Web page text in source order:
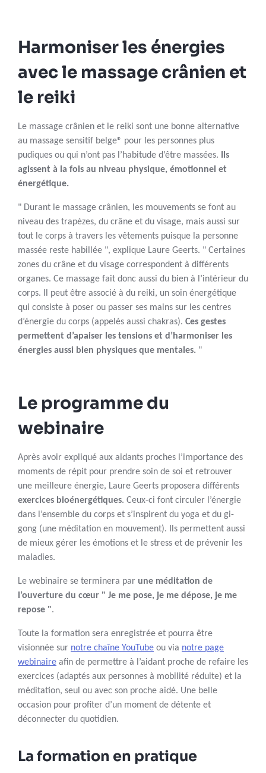
Harmoniser les énergies
avec le massage crânien et
le reiki
Le massage crânien et le reiki sont une bonne alternative
au massage sensitif belge® pour les personnes plus
pudiques ou qui n’ont pas l’habitude d’être massées. Ils
agissent à la fois au niveau physique, émotionnel et
énergétique.
" Durant le massage crânien, les mouvements se font au
niveau des trapèzes, du crâne et du visage, mais aussi sur
tout le corps à travers les vêtements puisque la personne
massée reste habillée ", explique Laure Geerts. " Certaines
zones du crâne et du visage correspondent à différents
organes. Ce massage fait donc aussi du bien à l’intérieur du
corps. Il peut être associé à du reiki, un soin énergétique
qui consiste à poser ou passer ses mains sur les centres
d’énergie du corps (appelés aussi chakras). Ces gestes
permettent d’apaiser les tensions et d’harmoniser les
énergies aussi bien physiques que mentales. "
Le programme du
webinaire
Après avoir expliqué aux aidants proches l’importance des
moments de répit pour prendre soin de soi et retrouver
une meilleure énergie, Laure Geerts proposera différents
exercices bioénergétiques. Ceux-ci font circuler l’énergie
dans l’ensemble du corps et s’inspirent du yoga et du gi-
gong (une méditation en mouvement). Ils permettent aussi
de mieux gérer les émotions et le stress et de prévenir les
maladies.
Le webinaire se terminera par une méditation de
l’ouverture du cœur " Je me pose, je me dépose, je me
repose ".
Toute la formation sera enregistrée et pourra être
visionnée sur notre chaîne YouTube ou via notre page
webinaire afin de permettre à l’aidant proche de refaire les
exercices (adaptés aux personnes à mobilité réduite) et la
méditation, seul ou avec son proche aidé. Une belle
occasion pour profiter d’un moment de détente et
déconnecter du quotidien.
La formation en pratique